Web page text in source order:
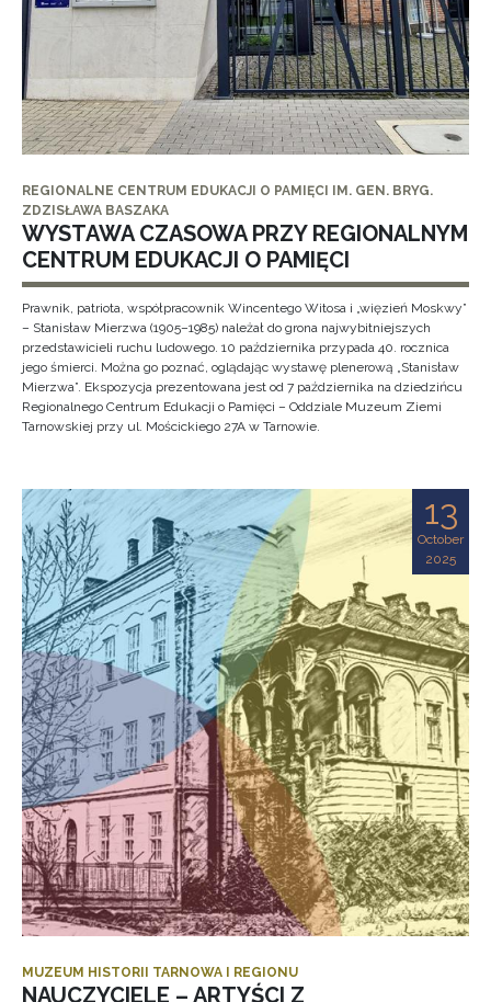
REGIONALNE CENTRUM EDUKACJI O PAMIĘCI IM. GEN. BRYG.
ZDZISŁAWA BASZAKA
WYSTAWA CZASOWA PRZY REGIONALNYM
CENTRUM EDUKACJI O PAMIĘCI
Prawnik, patriota, współpracownik Wincentego Witosa i „więzień Moskwy”
– Stanisław Mierzwa (1905–1985) należał do grona najwybitniejszych
przedstawicieli ruchu ludowego. 10 października przypada 40. rocznica
jego śmierci. Można go poznać, oglądając wystawę plenerową „Stanisław
Mierzwa”. Ekspozycja prezentowana jest od 7 października na dziedzińcu
Regionalnego Centrum Edukacji o Pamięci – Oddziale Muzeum Ziemi
Tarnowskiej przy ul. Mościckiego 27A w Tarnowie.
13
October
2025
MUZEUM HISTORII TARNOWA I REGIONU
NAUCZYCIELE – ARTYŚCI Z